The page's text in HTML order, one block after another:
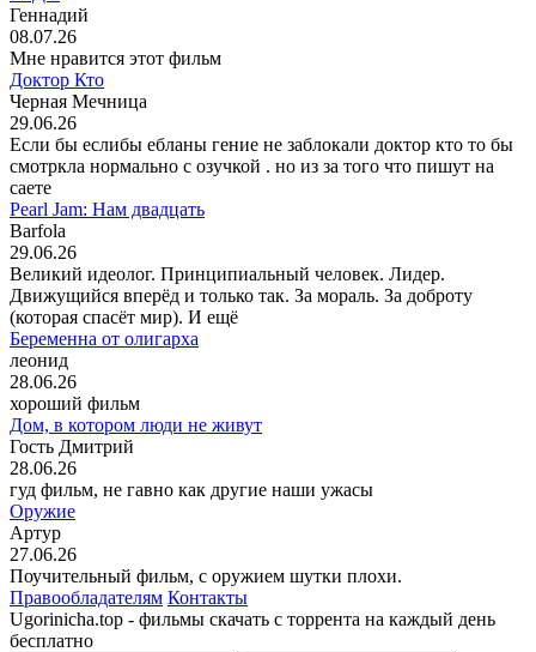
Геннадий
08.07.26
Мне нравится этот фильм
Доктор Кто
Черная Мечница
29.06.26
Если бы еслибы ебланы гение не заблокали доктор кто то бы
смотркла нормально с озучкой . но из за того что пишут на
саете
Pearl Jam: Нам двадцать
Barfola
29.06.26
Великий идеолог. Принципиальный человек. Лидер.
Движущийся вперёд и только так. За мораль. За доброту
(которая спасёт мир). И ещё
Беременна от олигарха
леонид
28.06.26
хороший фильм
Дом, в котором люди не живут
Гость Дмитрий
28.06.26
гуд фильм, не гавно как другие наши ужасы
Оружие
Артур
27.06.26
Поучительный фильм, с оружием шутки плохи.
Правообладателям Контакты
Ugorinicha.top - фильмы скачать с торрента на каждый день
бесплатно